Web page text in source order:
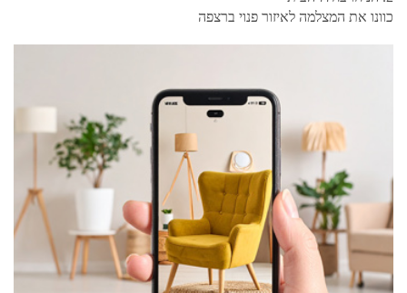
כוונו את המצלמה לאיזור פנוי ברצפה